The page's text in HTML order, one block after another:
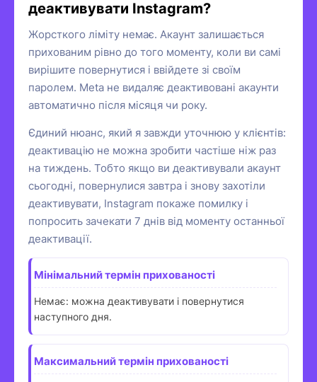
деактивувати Instagram?
Жорсткого ліміту немає. Акаунт залишається
прихованим рівно до того моменту, коли ви самі
вирішите повернутися і ввійдете зі своїм
паролем. Meta не видаляє деактивовані акаунти
автоматично після місяця чи року.
Єдиний нюанс, який я завжди уточнюю у клієнтів:
деактивацію не можна зробити частіше ніж раз
на тиждень. Тобто якщо ви деактивували акаунт
сьогодні, повернулися завтра і знову захотіли
деактивувати, Instagram покаже помилку і
попросить зачекати 7 днів від моменту останньої
деактивації.
Мінімальний термін прихованості
Немає: можна деактивувати і повернутися
наступного дня.
Максимальний термін прихованості